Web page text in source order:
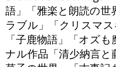
語」「雅楽と朗読の世
ラブル」「クリスマス
「子鹿物語」「オズ
ナル作品「清少納言